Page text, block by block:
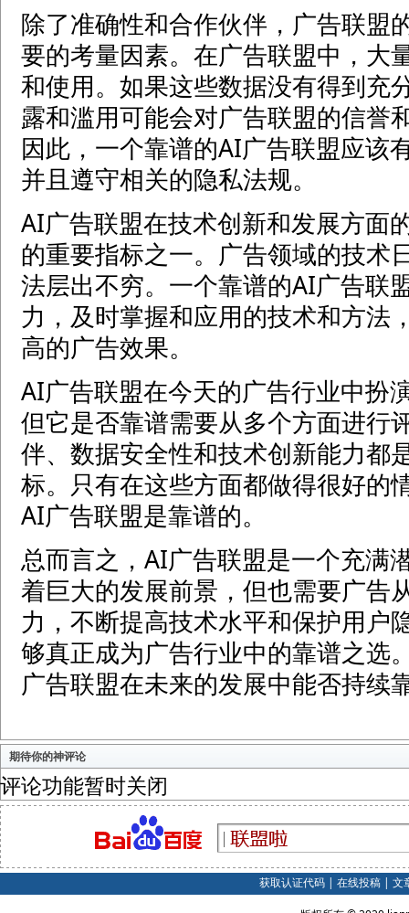
除了准确性和合作伙伴，广告联盟
要的考量因素。在广告联盟中，大
和使用。如果这些数据没有得到充
露和滥用可能会对广告联盟的信誉
因此，一个靠谱的AI广告联盟应该
并且遵守相关的隐私法规。
AI广告联盟在技术创新和发展方面
的重要指标之一。广告领域的技术
法层出不穷。一个靠谱的AI广告联
力，及时掌握和应用的技术和方法
高的广告效果。
AI广告联盟在今天的广告行业中扮
但它是否靠谱需要从多个方面进行
伴、数据安全性和技术创新能力都
标。只有在这些方面都做得很好的
AI广告联盟是靠谱的。
总而言之，AI广告联盟是一个充满
着巨大的发展前景，但也需要广告
力，不断提高技术水平和保护用户
够真正成为广告行业中的靠谱之选
广告联盟在未来的发展中能否持续
期待你的神评论
评论功能暂时关闭
获取认证代码| 在线投稿| 文